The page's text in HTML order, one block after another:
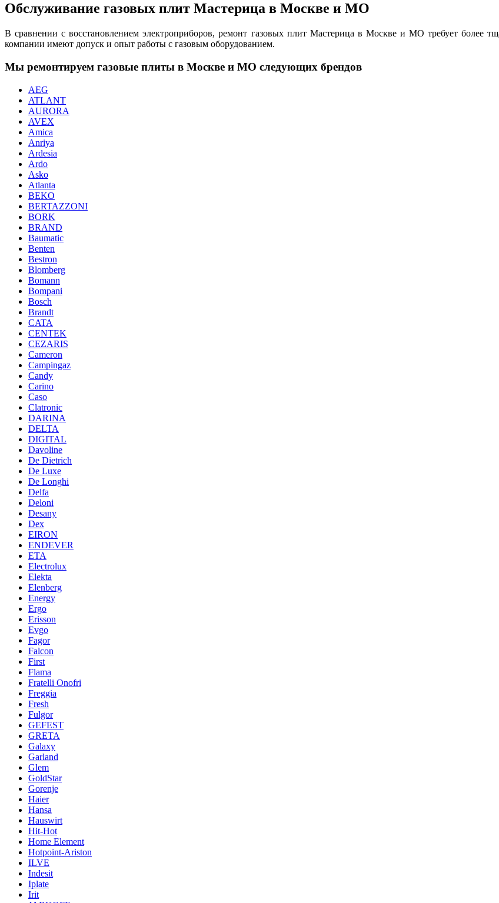
Обслуживание газовых плит Мастерица в Москве и МО
В сравнении с восстановлением электроприборов, ремонт газовых плит Мастерица в Москве и МО требует более
компании имеют допуск и опыт работы с газовым оборудованием.
Мы ремонтируем газовые плиты в Москве и МО следующих брендов
AEG
ATLANT
AURORA
AVEX
Amica
Anriya
Ardesia
Ardo
Asko
Atlanta
BEKO
BERTAZZONI
BORK
BRAND
Baumatic
Benten
Bestron
Blomberg
Bomann
Bompani
Bosch
Brandt
CATA
CENTEK
CEZARIS
Cameron
Campingaz
Candy
Carino
Caso
Clatronic
DARINA
DELTA
DIGITAL
Davoline
De Dietrich
De Luxe
De Longhi
Delfa
Deloni
Desany
Dex
EIRON
ENDEVER
ETA
Electrolux
Elekta
Elenberg
Energy
Ergo
Erisson
Evgo
Fagor
Falcon
First
Flama
Fratelli Onofri
Freggia
Fresh
Fulgor
GEFEST
GRETA
Galaxy
Garland
Glem
GoldStar
Gorenje
Haier
Hansa
Hauswirt
Hit-Hot
Home Element
Hotpoint-Ariston
ILVE
Indesit
Iplate
Irit